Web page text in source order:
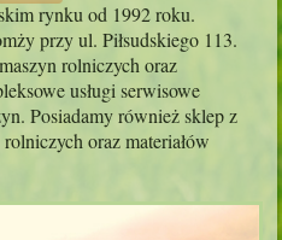
rynku od 1992 roku.
przy ul. Piłsudskiego 113.
rolniczych oraz
usługi serwisowe
Posiadamy również sklep z
oraz materiałów